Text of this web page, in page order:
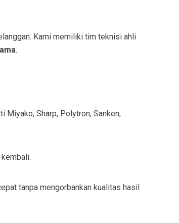
Kami memiliki tim teknisi ahli
.
Sharp, Polytron, Sanken,
tanpa mengorbankan kualitas hasil